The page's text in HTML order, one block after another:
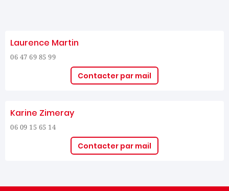
Laurence Martin
06 47 69 85 99
Contacter par mail
Karine Zimeray
06 09 15 65 14
Contacter par mail